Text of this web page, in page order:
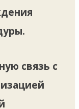
связь с